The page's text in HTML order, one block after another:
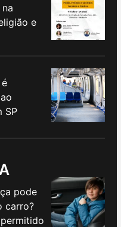
e
SP
pode
carro?